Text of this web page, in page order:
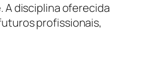
A disciplina oferecida
profissionais,